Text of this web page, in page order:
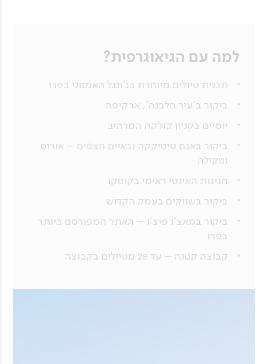
למה עם הגיאוגרפית?
תכנית טיולים מיוחדת בג'ונגל האמזוני בפרו
ביקור ב'עיר הלבנה', ארקיפה
יומיים בקניון קולקה המרהיב
ביקור באגם טיטיקקה ובאיים הצפים – אורוס
וטקילה
חגיגות האינטי ראימי בקוסקו
ביקור בשווקים בעמק הקדוש
ביקור במאצ'ו פיצ'ו – האתר המפורסם ביותר
בפרו
קבוצה קטנה – עד 28 מטיילים בקבוצה